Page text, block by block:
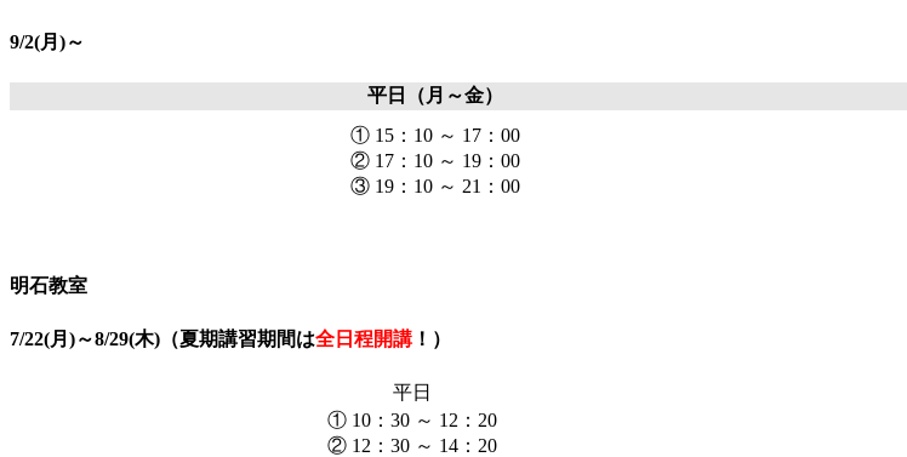
9/2(月)～
平日（月～金）
① 15：10 ～ 17：00
② 17：10 ～ 19：00
③ 19：10 ～ 21：00
明石教室
7/22(月)～8/29(木)（夏期講習期間は全日程開講 ！）
平日
① 10：30 ～ 12：20
② 12：30 ～ 14：20